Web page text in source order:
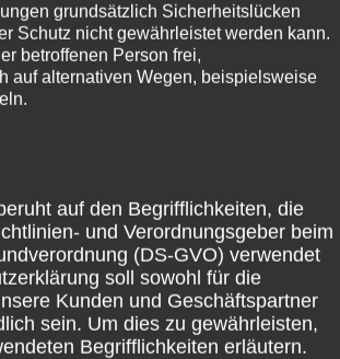
grundsätzlich Sicherheitslücken
Schutz nicht gewährleistet werden kann.
betroffenen Person frei,
auf alternativen Wegen, beispielsweise
auf den Begrifflichkeiten, die
und Verordnungsgeber beim
(DS-GVO) verwendet
soll sowohl für die
Kunden und Geschäftspartner
sein. Um dies zu gewährleisten,
Begrifflichkeiten erläutern.